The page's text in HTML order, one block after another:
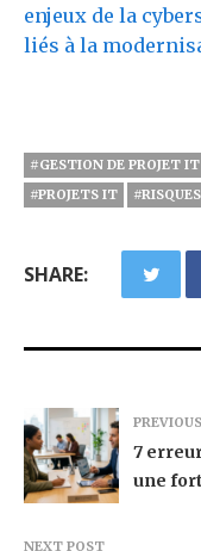
enjeux de la
liés à la
#GESTION DE PROJET IT
#PROJETS IT
SHARE:
7
une
NEXT POST